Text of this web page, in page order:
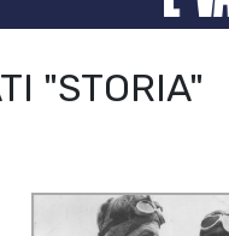
"STORIA"